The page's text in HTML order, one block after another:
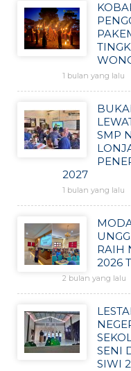
1 bulan yang lalu
SMP
2027
1 bulan yang lalu
RAIH
2026
2 bulan yang lalu
SENI
SIWI